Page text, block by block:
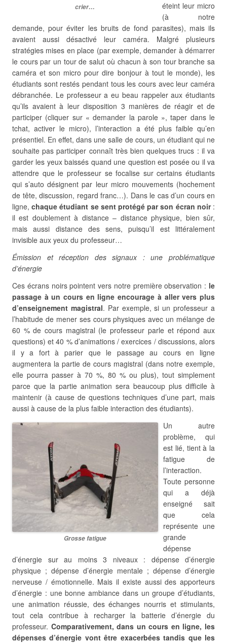
crier…
éteint leur micro
(à notre
demande, pour éviter les bruits de fond parasites), mais ils
avaient aussi désactivé leur caméra. Malgré plusieurs
stratégies mises en place (par exemple, demander à démarrer
le cours par un tour de salut où chacun à son tour branche sa
caméra et son micro pour dire bonjour à tout le monde), les
étudiants sont restés pendant tous les cours avec leur caméra
débranchée. Le professeur a eu beau rappeler aux étudiants
qu’ils avaient à leur disposition 3 manières de réagir et de
participer (cliquer sur « demander la parole », taper dans le
tchat, activer le micro), l’interaction a été plus faible qu’en
présentiel. En effet, dans une salle de cours, un étudiant qui ne
souhaite pas participer connaît très bien quelques trucs : il va
garder les yeux baissés quand une question est posée ou il va
attendre que le professeur se focalise sur certains étudiants
qui s’auto désignent par leur micro mouvements (hochement
de tête, discussion, regard franc…). Dans le cas d’un cours en
ligne,chaque étudiant se sent protégé par son écran noir:
il est doublement à distance – distance physique, bien sûr,
mais aussi distance des sens, puisqu’il est littéralement
invisible aux yeux du professeur…
Émission et réception des signaux : une problématique
d’énergie
Ces écrans noirs pointent vers notre première observation : le
passage à un cours en ligne encourage à aller vers plus
d’enseignement magistral. Par exemple, si un professeur a
l’habitude de mener ses cours physiques avec un mélange de
60 % de cours magistral (le professeur parle et répond aux
questions) et 40 % d’animations / exercices / discussions, alors
il y a fort à parier que le passage au cours en ligne
augmentera la partie de cours magistral (dans notre exemple,
elle pourra passer à 70 %, 80 % ou plus), tout simplement
parce que la partie animation sera beaucoup plus difficile à
maintenir (à cause de questions techniques d’une part, mais
aussi à cause de la plus faible interaction des étudiants).
Grosse fatigue
Un autre
problème, qui
est lié, tient à la
fatigue de
l’interaction.
Toute personne
qui a déjà
enseigné sait
que cela
représente une
grande
dépense
d’énergie sur au moins 3 niveaux : dépense d’énergie
physique ; dépense d’énergie mentale ; dépense d’énergie
nerveuse / émotionnelle. Mais il existe aussi des apporteurs
d’énergie : une bonne ambiance dans un groupe d’étudiants,
une animation réussie, des échanges nourris et stimulants,
tout cela contribue à recharger la batterie d’énergie du
professeur. Comparativement, dans un cours en ligne, les
dépenses d’énergie vont être exacerbées tandis que les